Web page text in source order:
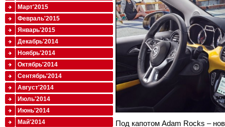
Под капотом Adam Rocks –
Март'2015
Февраль'2015
Январь'2015
Декабрь'2014
Ноябрь'2014
Октябрь'2014
Сентябрь'2014
Август'2014
Июль'2014
Июнь'2014
Май'2014